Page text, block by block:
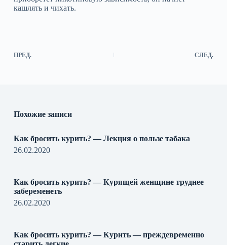
кашлять и чихать.
ПРЕД. СЛЕД.
Похожие записи
Как бросить курить? — Лекция о пользе табака
26.02.2020
Как бросить курить? — Курящей женщине труднее
забеременеть
26.02.2020
Как бросить курить? — Курить — преждевременно